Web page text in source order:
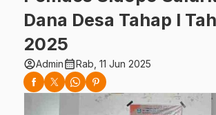
Dana Desa Tahap I
2025
account_circleAdmincalendar_monthRab, 11 Jun 2025